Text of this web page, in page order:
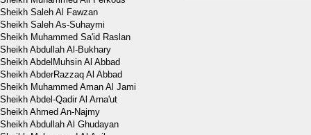
Sheikh Saleh Al Fawzan
Sheikh Saleh As-Suhaymi
Sheikh Muhammed Sa'id Raslan
Sheikh Abdullah Al-Bukhary
Sheikh AbdelMuhsin Al Abbad
Sheikh AbderRazzaq Al Abbad
Sheikh Muhammed Aman Al Jami
Sheikh Abdel-Qadir Al Arna'ut
Sheikh Ahmed An-Najmy
Sheikh Abdullah Al Ghudayan